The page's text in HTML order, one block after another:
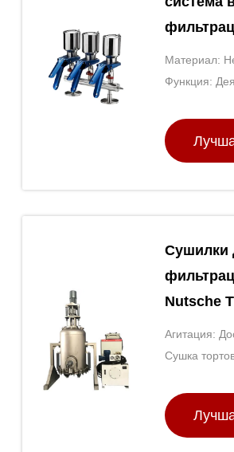
ветвями
вакуумная
Материал: Нержавеющая
сталь
Функция: Деятельность
Сушилки
Nutsche